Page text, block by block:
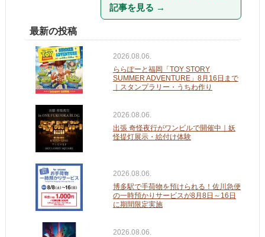
記事を見る →
最新の投稿
2026.08.06.
ららぽーと福岡「TOY STORY
SUMMER ADVENTURE」8月16日まで
｜スタンプラリー・うちわ作り
2026.08.06.
出張 奇怪夜行がワンビルで開催中｜妖
怪提灯展示・絵付け体験
2026.08.06.
博多駅で手荷物を預けられる！佐川急便
の一時預かりサービスが8月8日～16日
に期間限定実施
2026.08.06.